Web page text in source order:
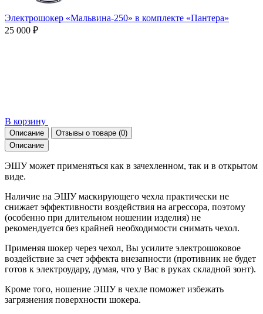
Электрошокер «Мальвина-250» в комплекте «Пантера»
25 000 ₽
В корзину
Описание Отзывы о товаре (0)
Описание
ЭШУ может применяться как в зачехленном, так и в открытом
виде.
Наличие на ЭШУ маскирующего чехла практически не
снижает эффективности воздействия на агрессора, поэтому
(особенно при длительном ношении изделия) не
рекомендуется без крайней необходимости снимать чехол.
Применяя шокер через чехол, Вы усилите электрошоковое
воздействие за счет эффекта внезапности (противник не будет
готов к электроудару, думая, что у Вас в руках складной зонт).
Кроме того, ношение ЭШУ в чехле поможет избежать
загрязнения поверхности шокера.